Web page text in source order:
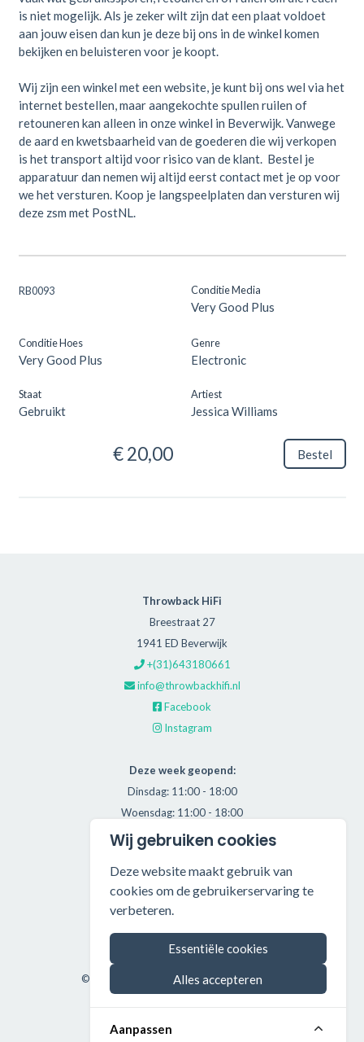
is niet mogelijk. Als je zeker wilt zijn dat een plaat voldoet
aan jouw eisen dan kun je deze bij ons in de winkel komen
bekijken en beluisteren voor je koopt.
Wij zijn een winkel met een website, je kunt bij ons wel via het
internet bestellen, maar aangekochte spullen ruilen of
retouneren kan alleen in onze winkel in Beverwijk. Vanwege
de aard en kwetsbaarheid van de goederen die wij verkopen
is het transport altijd voor risico van de klant. Bestel je
apparatuur dan nemen wij altijd eerst contact met je op voor
we het versturen. Koop je langspeelplaten dan versturen wij
deze zsm met PostNL.
RB0093 Conditie Media
Very Good Plus
Conditie Hoes
Very Good Plus
Genre
Electronic
Staat
Gebruikt
Artiest
Jessica Williams
€ 20,00 Bestel
Throwback HiFi
Breestraat 27
1941 ED Beverwijk
+(31)643180661
info@throwbackhifi.nl
Facebook
Instagram
Deze week geopend:
Dinsdag: 11:00 - 18:00
Woensdag: 11:00 - 18:00
Donderdag: 11:00 - 21:00
Zaterdag: 11:00 - 17:00
Alle getoonde prijzen zijn incl. BTW.
Algemene Voorwaarden
Manage cookies
©2026 Throwback HiFi — All rights reserved.
Wij gebruiken cookies
Deze website maakt gebruik van
cookies om de gebruikerservaring te
verbeteren.
Essentiële cookies
Alles accepteren
Aanpassen